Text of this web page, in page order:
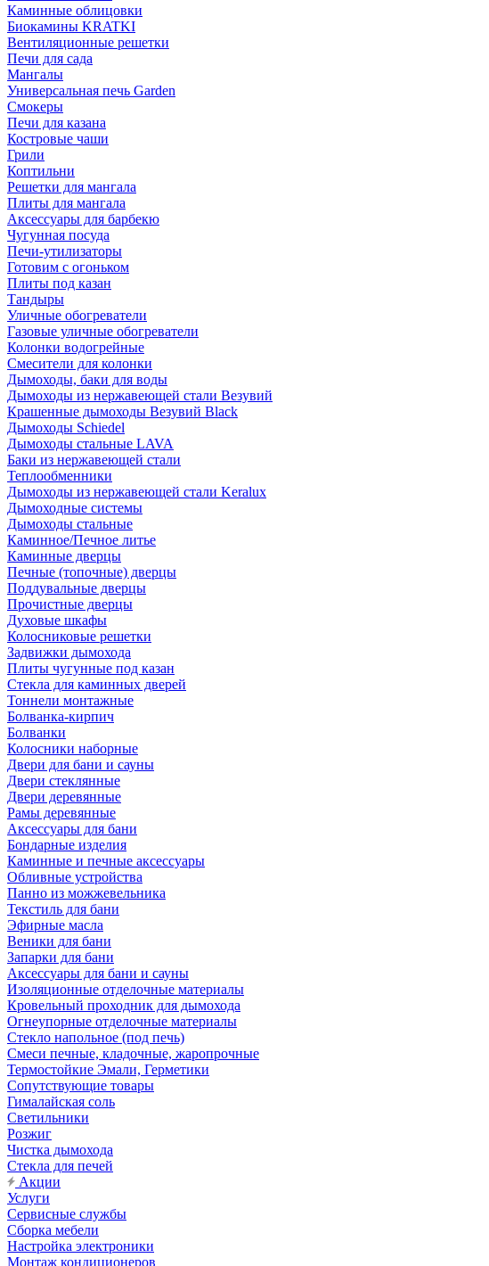
Каминные облицовки
Биокамины KRATKI
Вентиляционные решетки
Печи для сада
Мангалы
Универсальная печь Garden
Смокеры
Печи для казана
Костровые чаши
Грили
Коптильни
Решетки для мангала
Плиты для мангала
Аксессуары для барбекю
Чугунная посуда
Печи-утилизаторы
Готовим с огоньком
Плиты под казан
Тандыры
Уличные обогреватели
Газовые уличные обогреватели
Колонки водогрейные
Смесители для колонки
Дымоходы, баки для воды
Дымоходы из нержавеющей стали Везувий
Крашенные дымоходы Везувий Black
Дымоходы Schiedel
Дымоходы стальные LAVA
Баки из нержавеющей стали
Теплообменники
Дымоходы из нержавеющей стали Keralux
Дымоходные системы
Дымоходы стальные
Каминное/Печное литье
Каминные дверцы
Печные (топочные) дверцы
Поддувальные дверцы
Прочистные дверцы
Духовые шкафы
Колосниковые решетки
Задвижки дымохода
Плиты чугунные под казан
Стекла для каминных дверей
Тоннели монтажные
Болванка-кирпич
Болванки
Колосники наборные
Двери для бани и сауны
Двери стеклянные
Двери деревянные
Рамы деревянные
Аксессуары для бани
Бондарные изделия
Каминные и печные аксессуары
Обливные устройства
Панно из можжевельника
Текстиль для бани
Эфирные масла
Веники для бани
Запарки для бани
Аксессуары для бани и сауны
Изоляционные отделочные материалы
Кровельный проходник для дымохода
Огнеупорные отделочные материалы
Стекло напольное (под печь)
Смеси печные, кладочные, жаропрочные
Термостойкие Эмали, Герметики
Сопутствующие товары
Гималайская соль
Светильники
Розжиг
Чистка дымохода
Стекла для печей
Акции
Услуги
Сервисные службы
Сборка мебели
Настройка электроники
Монтаж кондиционеров